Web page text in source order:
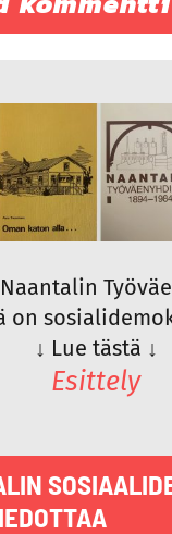
on
↓ Lue tästä ↓
Esittely